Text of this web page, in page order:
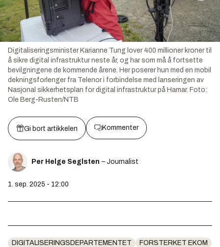
Digitaliseringsminister Karianne Tung lover 400 millioner kroner til
å sikre digital infrastruktur neste år, og har som må å fortsette
bevilgningene de kommende årene. Her poserer hun med en mobil
dekningsforlenger fra Telenor i forbindelse med lanseringen av
Nasjonal sikkerhetsplan for digital infrastruktur på Hamar. Foto:
Ole Berg-Rusten/NTB
Gi bort artikkelen Kommenter
Per Helge Seglsten – Journalist
1. sep. 2025 - 12:00
DIGITALISERINGSDEPARTEMENTET
FORSTERKET EKOM